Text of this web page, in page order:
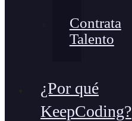
Contrata
Talento
¿Por qué
KeepCoding?